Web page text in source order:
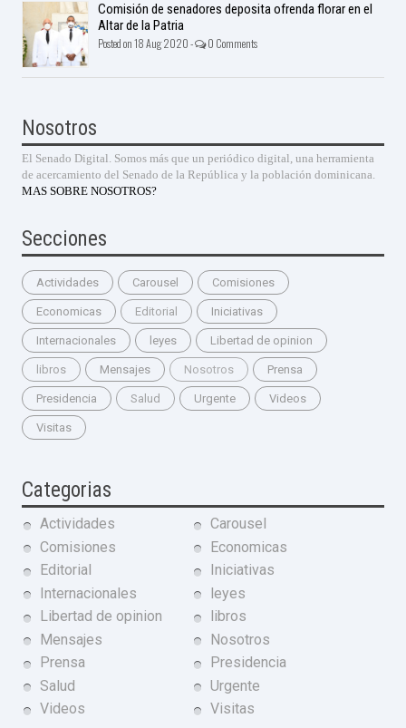
Comisión de senadores deposita ofrenda florar en el
Altar de la Patria
Posted on 18 Aug 2020 - 0 Comments
Nosotros
El Senado Digital. Somos más que un periódico digital, una herramienta
de acercamiento del Senado de la República y la población dominicana.
MAS SOBRE NOSOTROS?
Secciones
Actividades Carousel Comisiones
Economicas Editorial Iniciativas
Internacionales leyes Libertad de opinion
libros Mensajes Nosotros Prensa
Presidencia Salud Urgente Videos
Visitas
Categorias
Actividades
Carousel
Comisiones
Economicas
Editorial
Iniciativas
Internacionales
leyes
Libertad de opinion
libros
Mensajes
Nosotros
Prensa
Presidencia
Salud
Urgente
Videos
Visitas